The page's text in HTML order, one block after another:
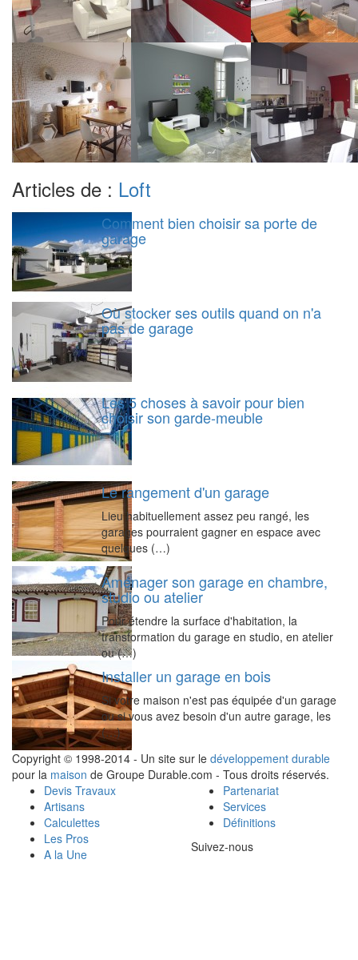
Articles de : Loft
Comment bien choisir sa porte de
garage
Où stocker ses outils quand on n'a
pas de garage
Les 5 choses à savoir pour bien
choisir son garde-meuble
Le rangement d'un garage
Lieu habituellement assez peu rangé, les
garages pourraient gagner en espace avec
quelques (…)
Aménager son garage en chambre,
studio ou atelier
Pour étendre la surface d'habitation, la
transformation du garage en studio, en atelier
ou (…)
Installer un garage en bois
Si votre maison n'est pas équipée d'un garage
ou si vous avez besoin d'un autre garage, les
(…)
Copyright © 1998-2014 - Un site sur le développement durable
pour la maison de Groupe Durable.com - Tous droits réservés.
Devis Travaux
Artisans
Calculettes
Les Pros
A la Une
Partenariat
Services
Définitions
Suivez-nous